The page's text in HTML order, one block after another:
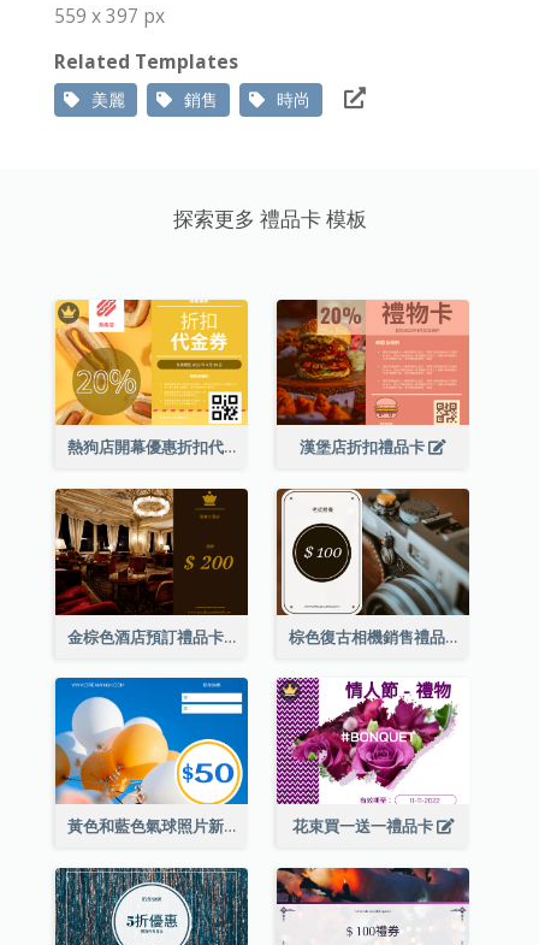
559 x 397 px
Related Templates
美麗 銷售 時尚
探索更多 禮品卡 模板
熱狗店開幕優惠折扣代金券 漢堡店折扣禮品卡
金棕色酒店預訂禮品卡 棕色復古相機銷售禮品卡
黃色和藍色氣球照片新年禮品卡 花束買一送一禮品卡